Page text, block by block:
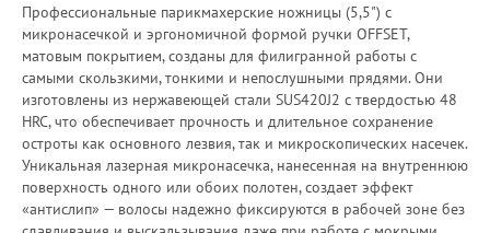
Профессиональные парикмахерские ножницы (5,5") с
микронасечкой и эргономичной формой ручки OFFSET,
матовым покрытием, созданы для филигранной работы с
самыми скользкими, тонкими и непослушными прядями. Они
изготовлены из нержавеющей стали SUS420J2 с твердостью 48
HRC, что обеспечивает прочность и длительное сохранение
остроты как основного лезвия, так и микроскопических насечек.
Уникальная лазерная микронасечка, нанесенная на внутреннюю
поверхность одного или обоих полотен, создает эффект
«антислип» — волосы надежно фиксируются в рабочей зоне без